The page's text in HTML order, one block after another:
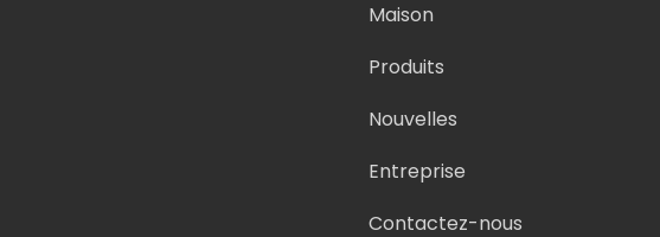
Maison
Produits
Nouvelles
Entreprise
Contactez-nous